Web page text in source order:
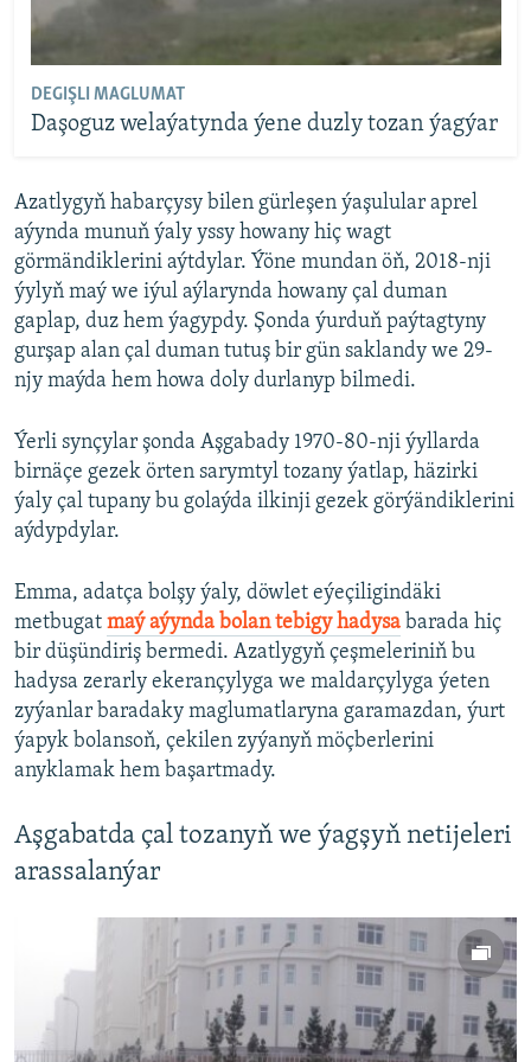
DEGIŞLI MAGLUMAT
Daşoguz welaýatynda ýene duzly tozan ýagýar
Azatlygyň habarçysy bilen gürleşen ýaşulular aprel
aýynda munuň ýaly yssy howany hiç wagt
görmändiklerini aýtdylar. Ýöne mundan öň, 2018-nji
ýylyň maý we iýul aýlarynda howany çal duman
gaplap, duz hem ýagypdy. Şonda ýurduň paýtagtyny
gurşap alan çal duman tutuş bir gün saklandy we 29-
njy maýda hem howa doly durlanyp bilmedi.
Ýerli synçylar şonda Aşgabady 1970-80-nji ýyllarda
birnäçe gezek örten sarymtyl tozany ýatlap, häzirki
ýaly çal tupany bu golaýda ilkinji gezek görýändiklerini
aýdypdylar.
Emma, adatça bolşy ýaly, döwlet eýeçiligindäki
metbugat maý aýynda bolan tebigy hadysa barada hiç
bir düşündiriş bermedi. Azatlygyň çeşmeleriniň bu
hadysa zerarly ekerançylyga we maldarçylyga ýeten
zyýanlar baradaky maglumatlaryna garamazdan, ýurt
ýapyk bolansoň, çekilen zyýanyň möçberlerini
anyklamak hem başartmady.
Aşgabatda çal tozanyň we ýagşyň netijeleri
arassalanýar